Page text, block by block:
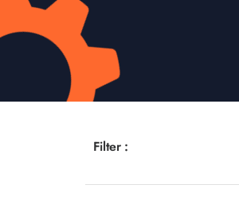
Filter :